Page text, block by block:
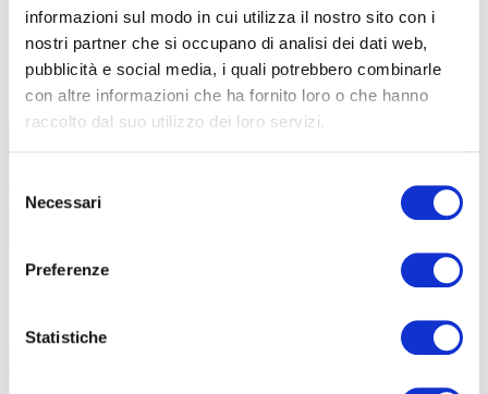
informazioni sul modo in cui utilizza il nostro sito con i
nostri partner che si occupano di analisi dei dati web,
pubblicità e social media, i quali potrebbero combinarle
con altre informazioni che ha fornito loro o che hanno
raccolto dal suo utilizzo dei loro servizi.
delNecessari
Preferenze
Statistiche
TUTTE LE CATEGORIE DEL MAGAZINE